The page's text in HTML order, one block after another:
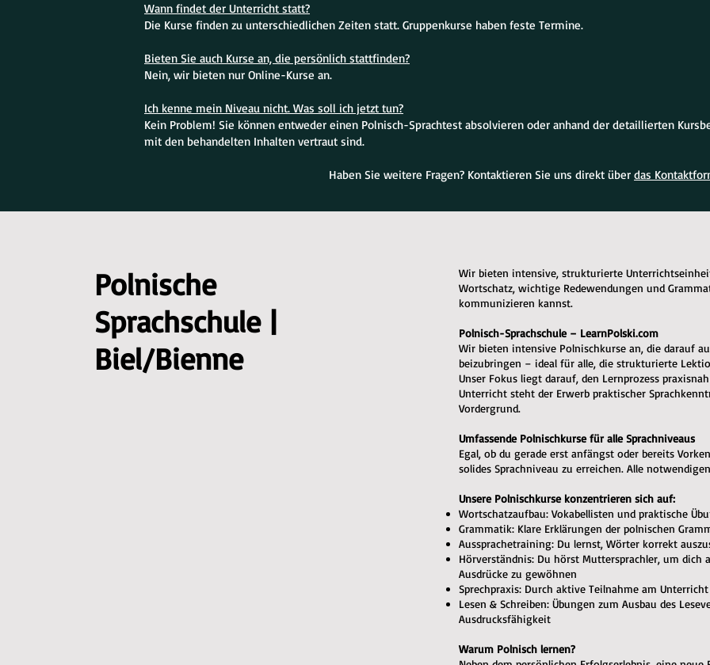
Wann findet der Unterricht statt?
Die Kurse finden zu unterschiedlichen Zeiten statt. Gruppenkurse haben feste Termine.
Bieten Sie auch Kurse an, die persönlich stattfinden?
Nein, wir bieten nur Online-Kurse an.
Ich kenne mein Niveau nicht. Was soll ich jetzt tun?
Kein Problem! Sie können entweder einen Polnisch-Sprachtest absolvieren oder anhand der detaillierten
mit den behandelten Inhalten vertraut sind.
Haben Sie weitere Fragen? Kontaktieren Sie uns direkt über das
Polnische
Sprachschule |
Biel/Bienne
Wir bieten intensive, strukturierte
Wortschatz, wichtige Redewendungen und
kommunizieren kannst.
Polnisch-Sprachschule – LearnPolski.com
Wir bieten intensive Polnischkurse an, die darauf
beizubringen – ideal für alle, die strukturierte
Unser Fokus liegt darauf, den Lernprozess
Unterricht steht der Erwerb praktischer
Vordergrund.
Umfassende Polnischkurse für alle Sprachniveaus
Egal, ob du gerade erst anfängst oder bereits
solides Sprachniveau zu erreichen. Alle
Unsere Polnischkurse konzentrieren sich auf:
Wortschatzaufbau: Vokabellisten und praktische
Grammatik: Klare Erklärungen der polnischen
Aussprachetraining: Du lernst, Wörter korrekt
Hörverständnis: Du hörst Muttersprachler, um dich
Ausdrücke zu gewöhnen
Sprechpraxis: Durch aktive Teilnahme am
Lesen & Schreiben: Übungen zum Ausbau des
Ausdrucksfähigkeit
Warum Polnisch lernen?